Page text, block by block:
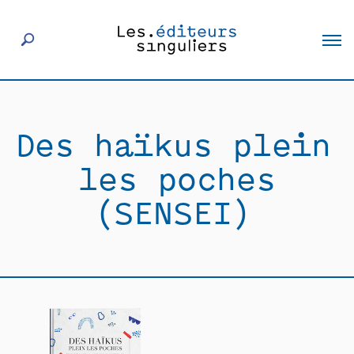
Éditeurs
Des haïkus plein
les poches
(SENSEI)